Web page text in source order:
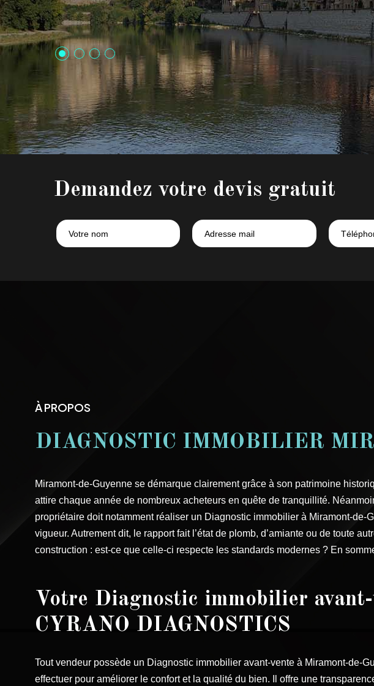
Demandez votre devis gratuit
À PROPOS
DIAGNOSTIC IMMOBILIER
Miramont-de-Guyenne se démarque clairement grâce à son patrimoine
attire chaque année de nombreux acheteurs en quête de tranquillité.
propriétaire doit notamment réaliser un Diagnostic immobilier à Miramont-de-
vigueur. Autrement dit, le rapport fait l’état de plomb, d’amiante ou de toute
construction : est-ce que celle-ci respecte les standards modernes ? En
Votre Diagnostic immobilier
CYRANO DIAGNOSTICS
Tout vendeur possède un Diagnostic immobilier avant-vente à Miramont-de-
effectuer pour améliorer le confort et la qualité du bien. Il offre une